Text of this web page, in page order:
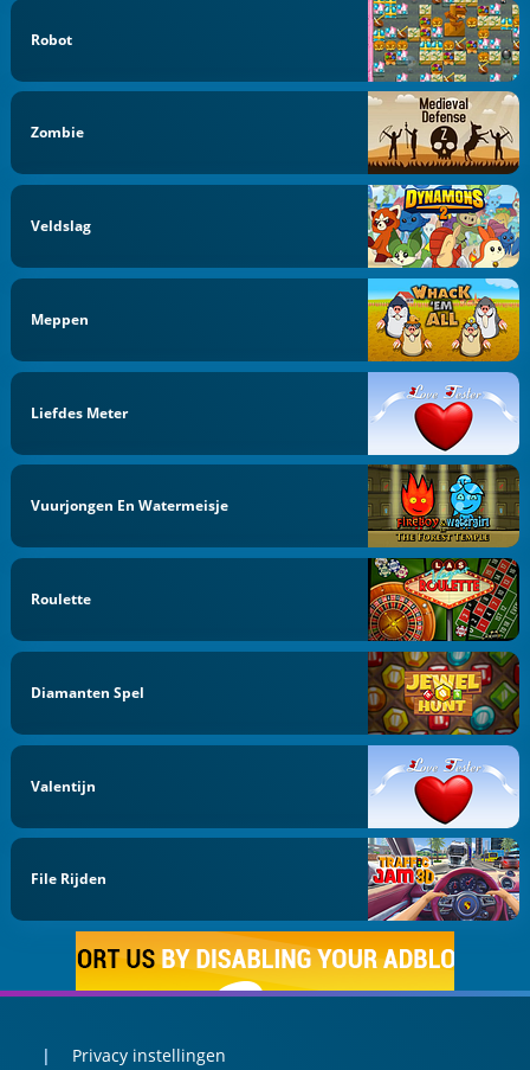
Robot
Zombie
Veldslag
Meppen
Liefdes Meter
Vuurjongen En Watermeisje
Roulette
Diamanten Spel
Valentijn
File Rijden
Privacy instellingen